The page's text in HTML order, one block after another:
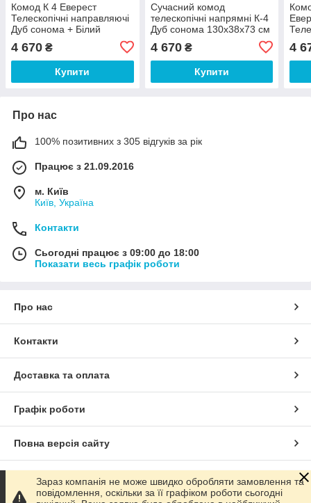
Комод К 4 Еверест
Телескопічні направляючі
Дуб сонома + Білий
4 670 ₴
Купити
Сучасний комод
телескопічні напрямні К-4
Дуб сонома 130х38х73 см
4 670₴
Купити
4
Про нас
100% позитивних з 305 відгуків за рік
Працює з 21.09.2016
м. Київ
Київ, Україна
Контакти
Сьогодні працює з 09:00 до 18:00
Показати весь графік роботи
Про нас
Контакти
Доставка та оплата
Графік роботи
Повна версія сайту
Сайт створено на маркетплейсі Prom.ua
Зараз компанія не може швидко обробляти замовлення та
повідомлення, оскільки за її графіком роботи сьогодні